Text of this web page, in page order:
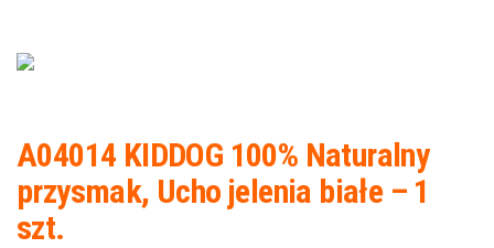
A04014 KIDDOG 100% Naturalny
przysmak, Ucho jelenia białe – 1
szt.